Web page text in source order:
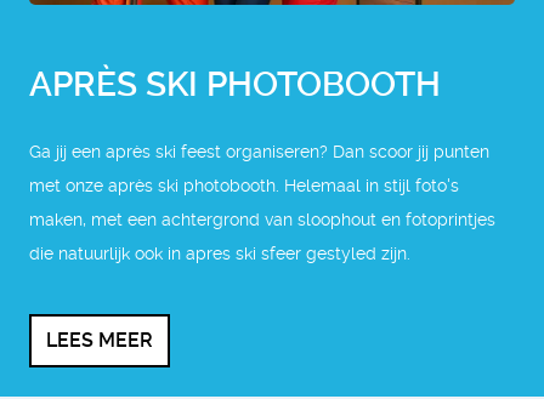
APRÈS SKI PHOTOBOOTH
Ga jij een après ski feest organiseren? Dan scoor jij punten
met onze après ski photobooth. Helemaal in stijl foto's
maken, met een achtergrond van sloophout en fotoprintjes
die natuurlijk ook in apres ski sfeer gestyled zijn.
LEES MEER